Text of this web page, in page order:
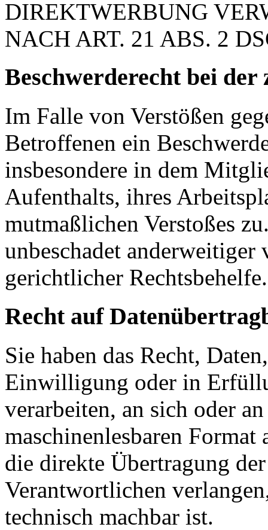
DIREKTWERBUNG
NACH ART. 21 ABS. 2
Beschwerde­recht bei
Im Falle von Verstößen
Betroffenen ein
insbesondere in dem
Aufenthalts, ihres
mutmaßlichen Verstoßes
unbeschadet
gerichtlicher Rechtsbehelfe.
Recht auf
Sie haben das Recht,
Einwilligung oder in
verarbeiten, an sich oder
maschinenlesbaren Format
die direkte Übertragung
Verantwortlichen
technisch machbar ist.